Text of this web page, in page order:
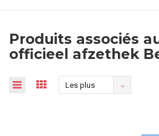
Produits associés
officieel afzethek
Les plus